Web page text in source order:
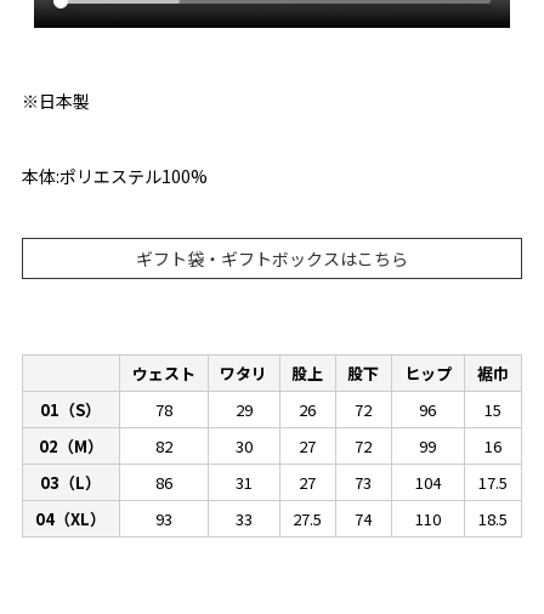
※日本製
本体:ポリエステル100%
ギフト袋・ギフトボックスはこちら
ウェスト ワタリ 股上 股下 ヒップ
裾巾
01（S）
78 29 26 72 96
15
02（M）
82 30 27 72 99
16
03（L）
86 31 27 73 104
17.5
04（XL）
93 33 27.5 74 110 18.5